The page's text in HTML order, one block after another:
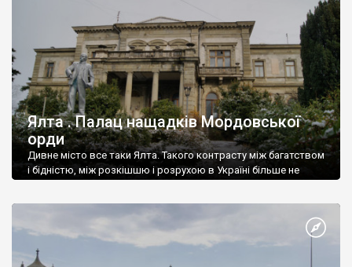
Ялта . Палац нащадків Мордовської
орди
Дивне місто все таки Ялта. Такого контрасту між багатством
і бідністю, між розкішшю і розрухою в Україні більше не